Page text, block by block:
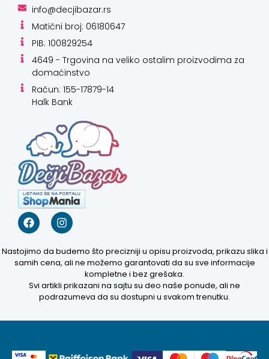
info@decjibazar.rs
Matični broj: 06180647
PIB: 100829254
4649 - Trgovina na veliko ostalim proizvodima za
domaćinstvo
Račun: 155-17879-14
Halk Bank
Nastojimo da budemo što precizniji u opisu proizvoda, prikazu slika i
samih cena, ali ne možemo garantovati da su sve informacije
kompletne i bez grešaka.
Svi artikli prikazani na sajtu su deo naše ponude, ali ne
podrazumeva da su dostupni u svakom trenutku.